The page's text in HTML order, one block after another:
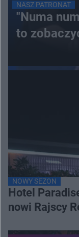
NASZ PATRONAT
"Numa
to
NOWY SEZON
Hotel
nowi Rajscy